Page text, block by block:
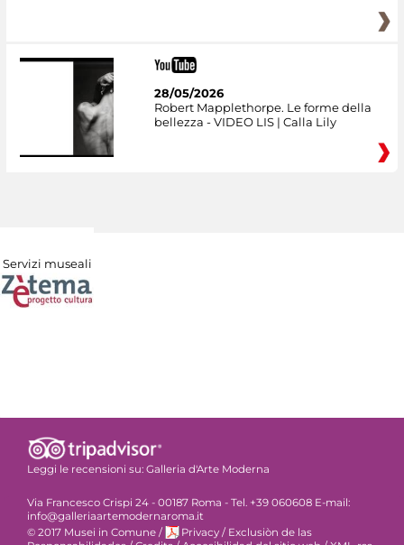
28/05/2026
Robert Mapplethorpe. Le forme della
bellezza - VIDEO LIS | Calla Lily
Servizi museali
Leggi le recensioni su: Galleria d'Arte Moderna
Via Francesco Crispi 24 - 00187 Roma - Tel. +39 060608 E-mail:
info@galleriaartemodernaroma.it
© 2017 Musei in Comune / Privacy / Exclusiòn de las